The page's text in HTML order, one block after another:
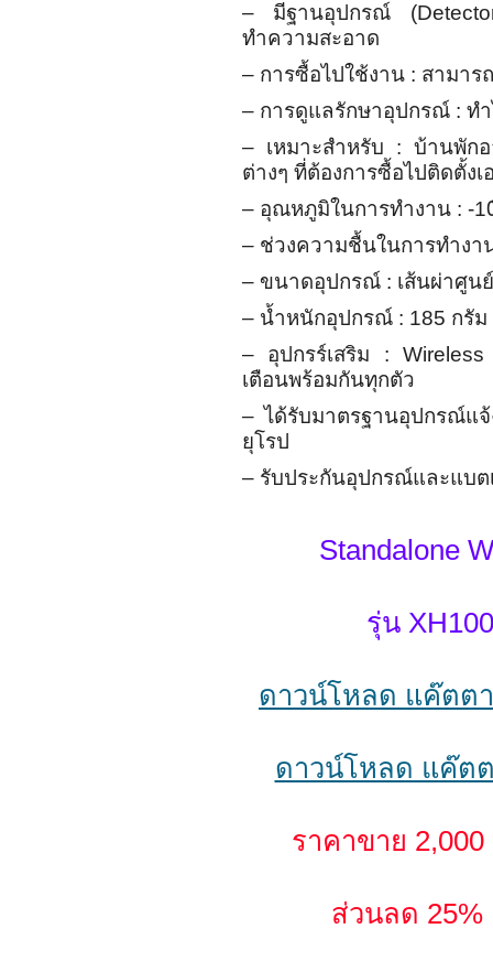
– มีฐานอุปกรณ์
ทำความสะอาด
– การซื้อไปใช้งาน : สามาร
– การดูแลรักษาอุปกรณ์ : ทำ
– เหมาะสำหรับ : บ้านพัก
ต่างๆ ที่ต้องการซื้อไปติดตั้งเ
– อุณหภูมิในการทำงาน : -
– ช่วงความชื้นในการทำงา
– ขนาดอุปกรณ์ : เส้นผ่าศูน
– น้ำหนักอุปกรณ์ : 185 กรัม
– อุปกรร์เสริม : Wireless
เตือนพร้อมกันทุกตัว
– ได้รับมาตรฐานอุปกรณ์แ
ยุโรป
– รับประกันอุปกรณ์และแบต
Standalone
รุ่น
ดาวน์โหลด แค๊ตต
ดาวน์โหลด แค๊ต
ราคาขาย
ส่วนลด 25%